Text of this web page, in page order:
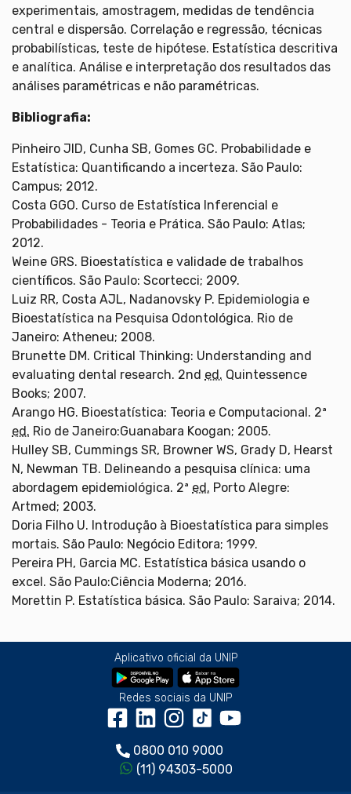
experimentais, amostragem, medidas de tendência
central e dispersão. Correlação e regressão, técnicas
probabilísticas, teste de hipótese. Estatística descritiva
e analítica. Análise e interpretação dos resultados das
análises paramétricas e não paramétricas.
Bibliografia:
Pinheiro JID, Cunha SB, Gomes GC. Probabilidade e
Estatística: Quantificando a incerteza. São Paulo:
Campus; 2012.
Costa GGO. Curso de Estatística Inferencial e
Probabilidades - Teoria e Prática. São Paulo: Atlas;
2012.
Weine GRS. Bioestatística e validade de trabalhos
científicos. São Paulo: Scortecci; 2009.
Luiz RR, Costa AJL, Nadanovsky P. Epidemiologia e
Bioestatística na Pesquisa Odontológica. Rio de
Janeiro: Atheneu; 2008.
Brunette DM. Critical Thinking: Understanding and
evaluating dental research. 2nd ed. Quintessence
Books; 2007.
Arango HG. Bioestatística: Teoria e Computacional. 2ª
ed. Rio de Janeiro:Guanabara Koogan; 2005.
Hulley SB, Cummings SR, Browner WS, Grady D, Hearst
N, Newman TB. Delineando a pesquisa clínica: uma
abordagem epidemiológica. 2ª ed. Porto Alegre:
Artmed; 2003.
Doria Filho U. Introdução à Bioestatística para simples
mortais. São Paulo: Negócio Editora; 1999.
Pereira PH, Garcia MC. Estatística básica usando o
excel. São Paulo:Ciência Moderna; 2016.
Morettin P. Estatística básica. São Paulo: Saraiva; 2014.
Aplicativo oficial da UNIP
Redes sociais da UNIP
0800 010 9000
(11) 94303-5000